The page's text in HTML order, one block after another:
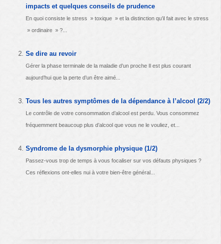
impacts et quelques conseils de prudence
En quoi consiste le stress » toxique » et la distinction qu’il fait avec le stress
» ordinaire » ?...
Se dire au revoir
Gérer la phase terminale de la maladie d’un proche Il est plus courant
aujourd’hui que la perte d’un être aimé...
Tous les autres symptômes de la dépendance à l’alcool (2/2)
Le contrôle de votre consommation d’alcool est perdu. Vous consommez
fréquemment beaucoup plus d’alcool que vous ne le vouliez, et...
Syndrome de la dysmorphie physique (1/2)
Passez-vous trop de temps à vous focaliser sur vos défauts physiques ?
Ces réflexions ont-elles nui à votre bien-être général...